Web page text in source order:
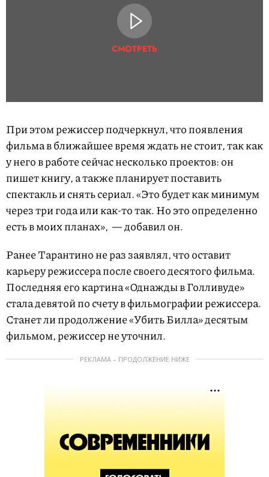
СМОТРЕТЬ
При этом режиссер подчеркнул, что появления
фильма в ближайшее время ждать не стоит, так как
у него в работе сейчас несколько проектов: он
пишет книгу, а также планирует поставить
спектакль и снять сериал. «Это будет как минимум
через три года или как-то так. Но это определенно
есть в моих планах», — добавил он.
Ранее Тарантино не раз заявлял, что оставит
карьеру режиссера после своего десятого фильма.
Последняя его картина «Однажды в Голливуде»
стала девятой по счету в фильмографии режиссера.
Станет ли продолжение «Убить Билла» десятым
фильмом, режиссер не уточнил.
РЕКЛАМА – ПРОДОЛЖЕНИЕ НИЖЕ